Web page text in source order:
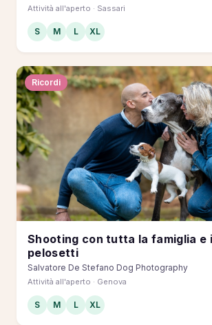
Attività all'aperto · Sassari
S M L XL
Ricordi
Shooting con tutta la famiglia e
pelosetti
Salvatore De Stefano Dog Photography
Attività all'aperto · Genova
S M L XL